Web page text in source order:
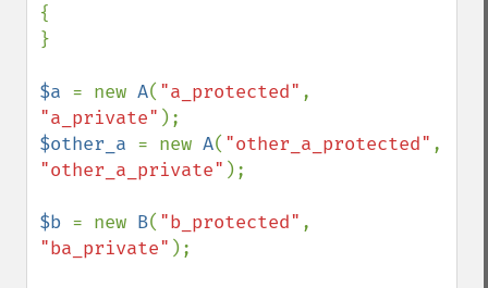
{
}
$a = new A( "a_protected"
"a_private"
$other_a = new A( "other_a_protected"
"other_a_private" );
$b = new B( "b_protected"
"ba_private" );